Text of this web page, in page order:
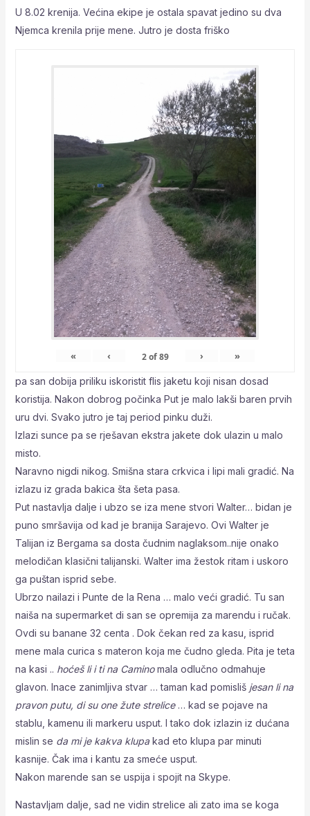
U 8.02 krenija. Većina ekipe je ostala spavat jedino su dva
Njemca krenila prije mene. Jutro je dosta friško
« ‹ 2of89 › »
pa san dobija priliku iskoristit flis jaketu koji nisan dosad
koristija. Nakon dobrog počinka Put je malo lakši baren prvih
uru dvi. Svako jutro je taj period pinku duži.
Izlazi sunce pa se rješavan ekstra jakete dok ulazin u malo
misto.
Naravno nigdi nikog. Smišna stara crkvica i lipi mali gradić. Na
izlazu iz grada bakica šta šeta pasa.
Put nastavlja dalje i ubzo se iza mene stvori Walter… bidan je
puno smršavija od kad je branija Sarajevo. Ovi Walter je
Talijan iz Bergama sa dosta čudnim naglaksom..nije onako
melodičan klasični talijanski. Walter ima žestok ritam i uskoro
ga puštan isprid sebe.
Ubrzo nailazi i Punte de la Rena … malo veći gradić. Tu san
naiša na supermarket di san se opremija za marendu i ručak.
Ovdi su banane 32 centa . Dok čekan red za kasu, isprid
mene mala curica s materon koja me čudno gleda. Pita je teta
na kasi .. hoćeš li i ti na Caminomala odlučno odmahuje
glavon. Inace zanimljiva stvar … taman kad pomisliš jesan li na
pravon putu, di su one žute strelice … kad se pojave na
stablu, kamenu ili markeru usput. I tako dok izlazin iz dućana
mislin se da mi je kakva klupa kad eto klupa par minuti
kasnije. Čak ima i kantu za smeće usput.
Nakon marende san se uspija i spojit na Skype.
Nastavljam dalje, sad ne vidin strelice ali zato ima se koga